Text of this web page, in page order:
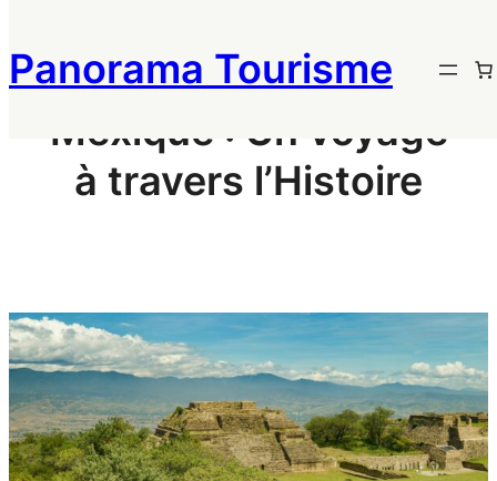
au
contenu
Panorama Tourisme
Mexique : Un voyage
à travers l’Histoire